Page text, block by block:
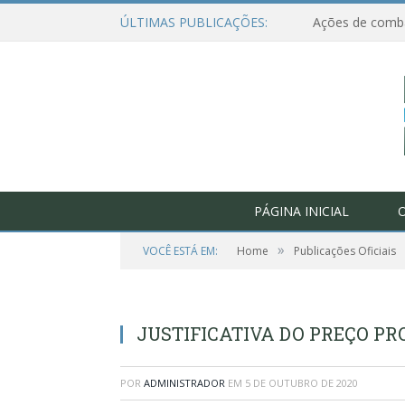
ÚLTIMAS PUBLICAÇÕES:
PÁGINA INICIAL
VOCÊ ESTÁ EM: Home » Publicações Oficiais
JUSTIFICATIVA DO PREÇO
POR ADMINISTRADOR EM 5 DE OUTUBRO DE 2020